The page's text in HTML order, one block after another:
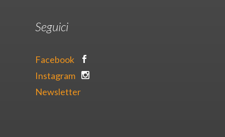
Seguici
Facebook
Instagram
Newsletter